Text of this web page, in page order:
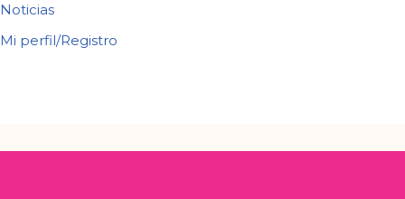
Noticias
Mi perfil/Registro